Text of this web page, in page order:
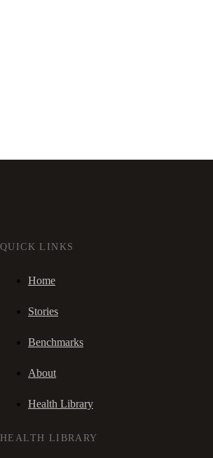
QUICK LINKS
Home
Stories
Benchmarks
About
Health Library
HEALTH LIBRARY